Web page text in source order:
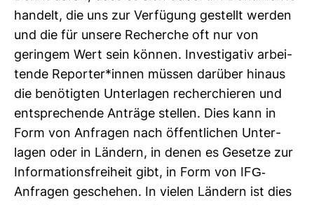
han­delt, die uns zur Ver­fü­gung gestellt werden
und die für unsere Recherche oft nur von
geringem Wert sein können. Inves­ti­gativ arbei­
tende Reporter*innen müssen dar­über hinaus
die benö­tigten Unter­lagen recher­chieren und
ent­spre­chende Anträge stellen. Dies kann in
Form von Anfragen nach öffent­li­chen Unter­
lagen oder in Län­dern, in denen es Gesetze zur
Infor­ma­ti­ons­frei­heit gibt, in Form von IFG-​
Anfragen geschehen. In vielen Län­dern ist dies